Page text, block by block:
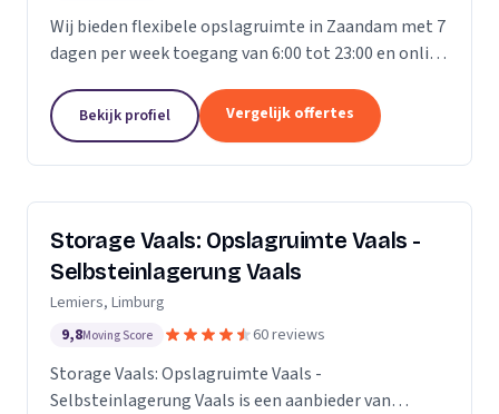
Wij bieden flexibele opslagruimte in Zaandam met 7
dagen per week toegang van 6:00 tot 23:00 en online
Bekijk profiel Vergelijk offertes
Storage Vaals: Opslagruimte Vaals -
Selbsteinlagerung Vaals
Lemiers, Limburg
9,8Moving Score 60 reviews
Storage Vaals: Opslagruimte Vaals -
Selbsteinlagerung Vaals is een aanbieder van